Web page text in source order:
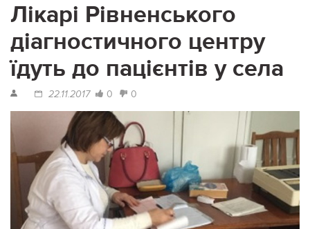
Лікарі Рівненського
діагностичного центру
їдуть до пацієнтів у села
22.11.2017 0 0